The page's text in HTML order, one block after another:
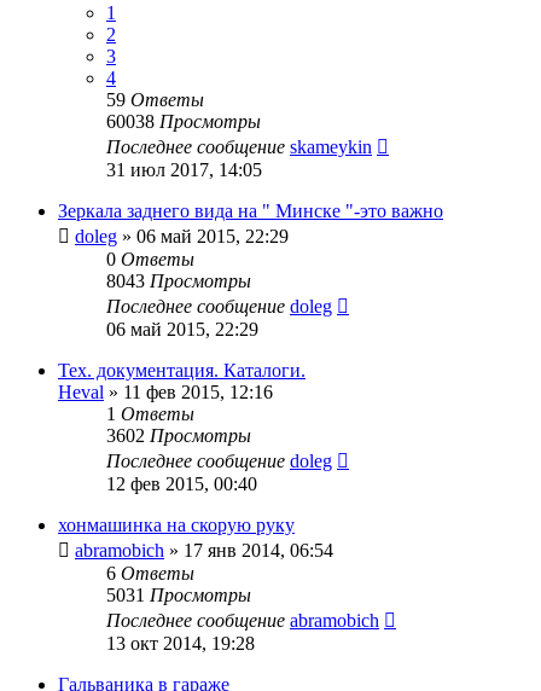
1
2
3
4
59 Ответы
60038 Просмотры
Последнее сообщение skameykin
31 июл 2017, 14:05
Зеркала заднего вида на " Минске "-это важно
doleg » 06 май 2015, 22:29
0 Ответы
8043 Просмотры
Последнее сообщение doleg
06 май 2015, 22:29
Тех. документация. Каталоги.
Heval » 11 фев 2015, 12:16
1 Ответы
3602 Просмотры
Последнее сообщение doleg
12 фев 2015, 00:40
хонмашинка на скорую руку
abramobich » 17 янв 2014, 06:54
6 Ответы
5031 Просмотры
Последнее сообщение abramobich
13 окт 2014, 19:28
Гальваника в гараже